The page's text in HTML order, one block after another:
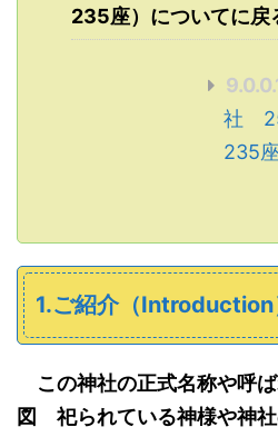
235座）についてに戻
社
235
1.ご紹介（Introduction
この神社の正式名称や呼
図 祀られている神様や神